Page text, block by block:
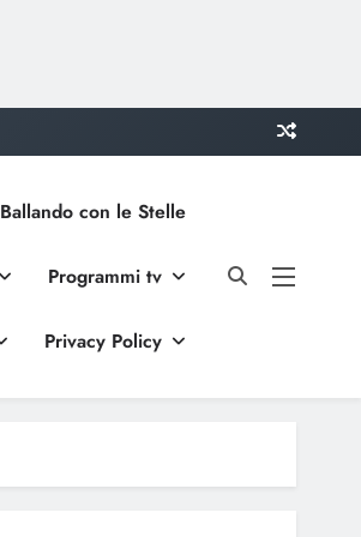
Ballando con le Stelle
Programmi tv
Privacy Policy